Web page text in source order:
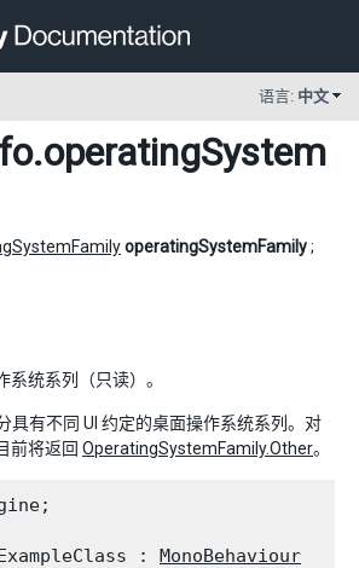
语言: 中文
.operatingSystem
operatingSystemFamily;
统系列（只读）。
具有不同 UI 约定的桌面操作系统系列。对
前将返回 OperatingSystemFamily.Other。
: MonoBehaviour